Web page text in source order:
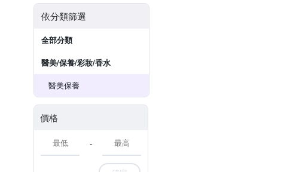
依分類篩選
全部分類
醫美/保養/彩妝/香水
醫美保養
價格
-